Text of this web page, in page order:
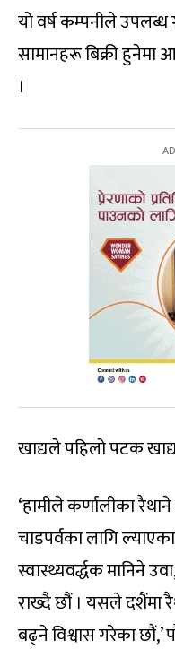
यो वर्ष कम्पनीले उपलब्ध
सामानहरू बिक्री
।
खाद्यले पहिलो पटक
‘हामीले कर्णालीका
चाडपर्वका लागि
स्वास्थ्यवर्द्धक मानिने
राख्दै छौं । यसले दशैंमा
बढ्ने विश्वास गरेका छौं,’